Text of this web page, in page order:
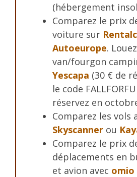
(hébergement
Comparez le prix
voiture sur
Autoeurope.
van/fourgon
Yescapa (30 € de
le code
réservez en
Comparez les vols
Skyscanner ou
Comparez le prix
déplacements en
et avion avec omio